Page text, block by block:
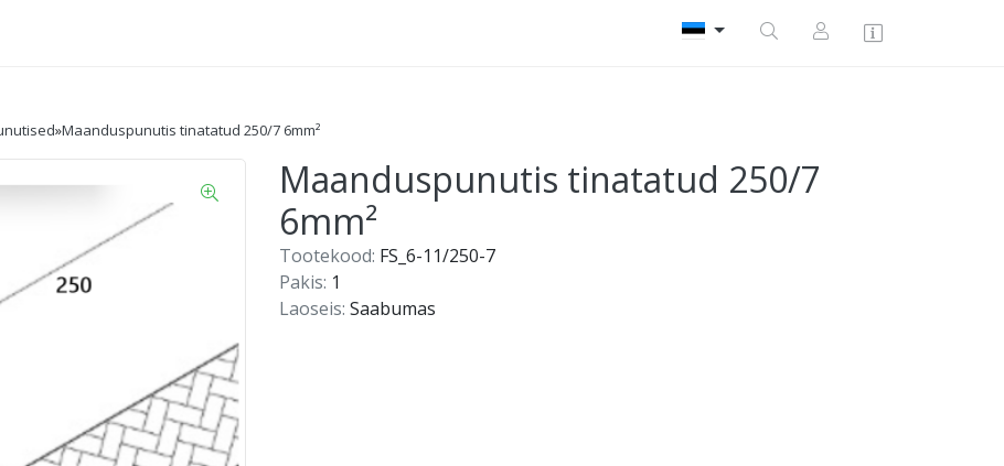
»Maanduspunutis tinatatud 250/7 6mm²
Maanduspunutis tinatatud 250/7
6mm²
Tootekood: FS_6-11/250-7
Pakis: 1
Laoseis: Saabumas